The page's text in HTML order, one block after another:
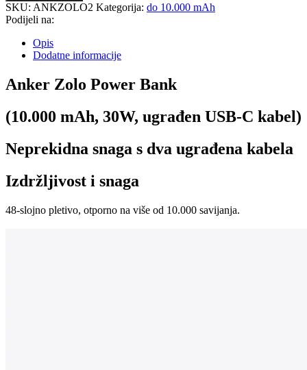
SKU: ANKZOLO2 Kategorija: do 10.000 mAh
Podijeli na:
Opis
Dodatne informacije
Anker Zolo Power Bank
(10.000 mAh, 30W, ugrađen USB-C kabel)
Neprekidna snaga s dva ugrađena kabela
Izdržljivost i snaga
48-slojno pletivo, otporno na više od 10.000 savijanja.